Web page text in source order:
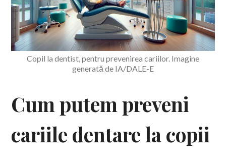
Copil la dentist, pentru prevenirea cariilor. Imagine
generată de IA/DALE-E
Cum putem preveni
cariile dentare la copii